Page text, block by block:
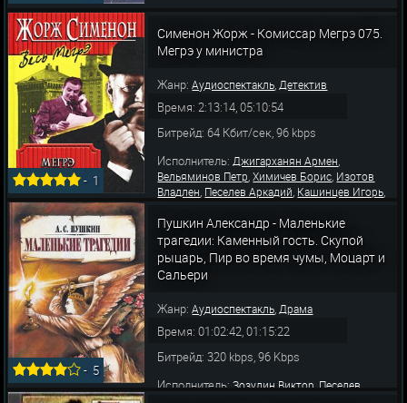
- 1
Сименон Жорж - Комиссар Мегрэ 075.
Мегрэ у министра
Жанр:Аудиоспектакль,Детектив
Время: 2:13:14, 05:10:54
Битрейд: 64 Кбит/сек, 96 kbps
Исполнитель:Джигарханян Армен,
Вельяминов Петр,Химичев Борис, Изотов
Владлен, Песелев Аркадий, Кашинцев Игорь,
Моско Инна,Колчицкий Галикс,Волков
Юрий,Таранеев Сергей, Аринина Людмила
Салант Николай,Мизери Светлана,Мольчен
- 5
Пушкин Александр - Маленькие
трагедии: Каменный гость. Скупой
рыцарь, Пир во время чумы, Моцарт и
Сальери
Жанр:Аудиоспектакль,Драма
Время: 01:02:42, 01:15:22
Битрейд: 320 kbps, 96 Kbps
Исполнитель:Зозулин Виктор Песелев